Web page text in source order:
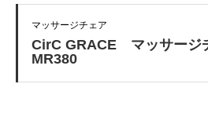
マッサージチェア
CirC GRACE マッサージ
MR380